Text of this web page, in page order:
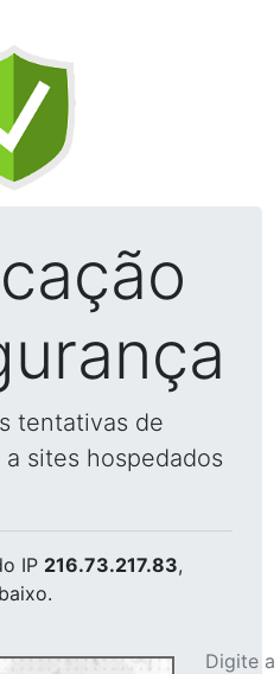
tentativas de
sites hospedados
IP 216.73.217.83,
Digite